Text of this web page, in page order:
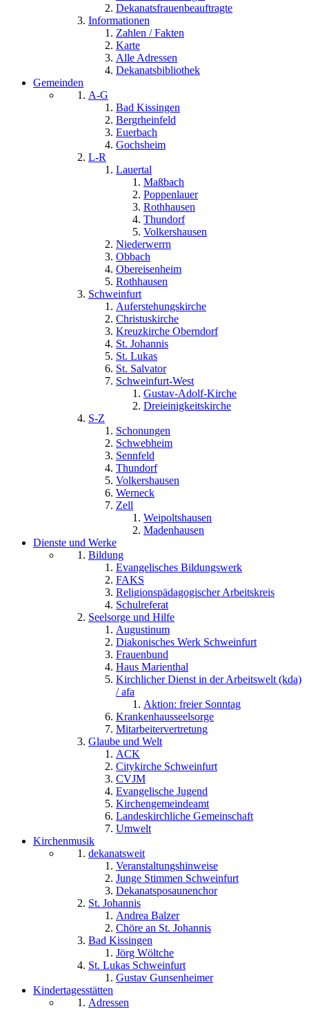
Dekanatsfrauenbeauftragte
Informationen
Zahlen / Fakten
Karte
Alle Adressen
Dekanatsbibliothek
Gemeinden
A-G
Bad Kissingen
Bergrheinfeld
Euerbach
Gochsheim
L-R
Lauertal
Maßbach
Poppenlauer
Rothhausen
Thundorf
Volkershausen
Niederwerrn
Obbach
Obereisenheim
Rothhausen
Schweinfurt
Auferstehungskirche
Christuskirche
Kreuzkirche Oberndorf
St. Johannis
St. Lukas
St. Salvator
Schweinfurt-West
Gustav-Adolf-Kirche
Dreieinigkeitskirche
S-Z
Schonungen
Schwebheim
Sennfeld
Thundorf
Volkershausen
Werneck
Zell
Weipoltshausen
Madenhausen
Dienste und Werke
Bildung
Evangelisches Bildungswerk
FAKS
Religionspädagogischer Arbeitskreis
Schulreferat
Seelsorge und Hilfe
Augustinum
Diakonisches Werk Schweinfurt
Frauenbund
Haus Marienthal
Kirchlicher Dienst in der Arbeitswelt (kda)
/ afa
Aktion: freier Sonntag
Krankenhausseelsorge
Mitarbeitervertretung
Glaube und Welt
ACK
Citykirche Schweinfurt
CVJM
Evangelische Jugend
Kirchengemeindeamt
Landeskirchliche Gemeinschaft
Umwelt
Kirchenmusik
dekanatsweit
Veranstaltungshinweise
Junge Stimmen Schweinfurt
Dekanatsposaunenchor
St. Johannis
Andrea Balzer
Chöre an St. Johannis
Bad Kissingen
Jörg Wöltche
St. Lukas Schweinfurt
Gustav Gunsenheimer
Kindertagesstätten
Adressen